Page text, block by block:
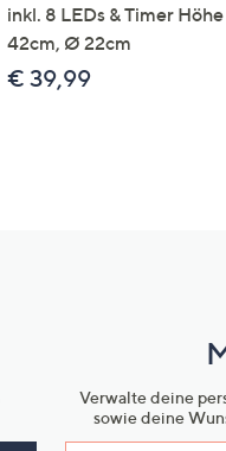
inkl. 8 LEDs & Timer Höhe
42cm, Ø 22cm
€ 39,99
Verwalte deine
sowie deine